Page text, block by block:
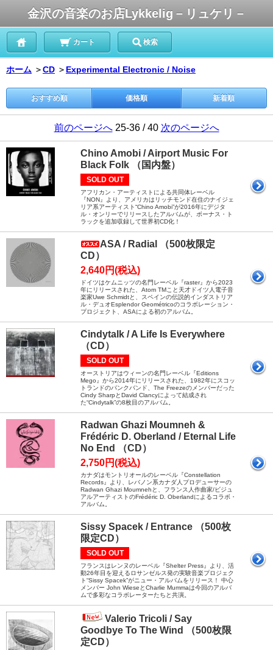
金沢の音楽のお店Lykkelig－リュケリ－
カート 検索
ホーム ＞CD ＞ Experimental Electronic / Noise
おすすめ順 価格順 新着順
前のページへ25-36 / 40 次のページへ
Chino Amobi / Airport Music For
Black Folk （国内盤）
SOLD OUT
アフリカン・アーティストによる共同体レーベル
『NON』より、アメリカはリッチモンド在住のナイジェ
リア系アーティスト“Chino Amobi”が2016年にデジタ
ル・オンリーでリリースしたアルバムが、ボーナス・ト
ラックを追加収録して世界初CD化！
ASA / Radial （500枚限定
CD）
2,640円(税込)
ドイツはケムニッツの名門レーベル『raster』から2023
年にリリースされた、Atom TMこと天才ドイツ人電子音
楽家Uwe Schmidtと、スペインの伝説的インダストリア
ル・デュオEsplendor Geométricoのコラボレーション・
プロジェクト、ASAによる初のアルバム。
Cindytalk / A Life Is Everywhere
（CD）
SOLD OUT
オーストリアはウィーンの名門レーベル『Editions
Mego』から2014年にリリースされた、1982年にスコッ
トランドのパンクバンド、The Freezeのメンバーだった
Cindy SharpとDavid Clancyによって結成され
た“Cindytalk”の8枚目のアルバム。
Radwan Ghazi Moumneh &
Frédéric D. Oberland / Eternal Life
No End （CD）
2,750円(税込)
カナダはモントリオールのレーベル『Constellation
Records』より、レバノン系カナダ人プロデューサーの
Radwan Ghazi Moumnehと、フランス人作曲家/ビジュ
アルアーティストのFrédéric D. Oberlandによるコラボ・
アルバム。
Sissy Spacek / Entrance （500枚
限定CD）
SOLD OUT
フランスはレンヌのレーベル『Shelter Press』より、活
動26年目を迎えるロサンゼルス発の実験音楽プロジェク
ト“Sissy Spacek”がニュー・アルバムをリリース！ 中心
メンバー John WieseとCharlie Mummaは今回のアルバ
ムで多彩なコラボレーターたちと共演。
Valerio Tricoli / Say
Goodbye To The Wind （500枚限
定CD）